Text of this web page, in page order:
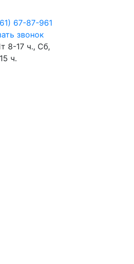
67-87-961
звонок
8-17 ч., Сб,
ч.